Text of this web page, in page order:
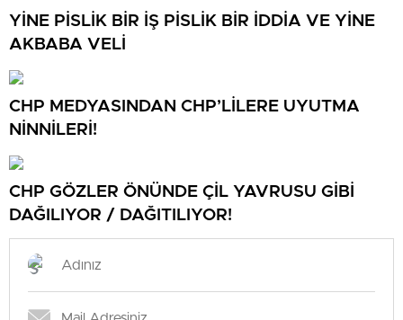
YİNE PİSLİK BİR İŞ PİSLİK BİR İDDİA VE YİNE
AKBABA VELİ
CHP MEDYASINDAN CHP’LİLERE UYUTMA
NİNNİLERİ!
CHP GÖZLER ÖNÜNDE ÇİL YAVRUSU GİBİ
DAĞILIYOR / DAĞITILIYOR!